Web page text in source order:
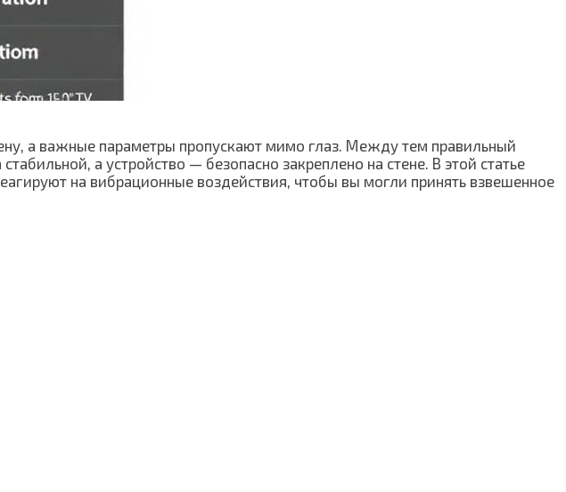
а важные параметры пропускают мимо глаз. Между тем правильный
а устройство — безопасно закреплено на стене. В этой статье
на вибрационные воздействия, чтобы вы могли принять взвешенное